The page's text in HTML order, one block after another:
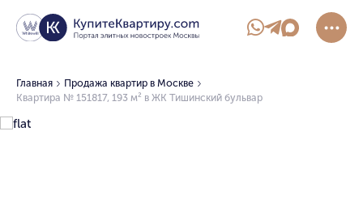
Главная
Продажа квартир в Москве
Квартира № 151817, 193 м² в ЖК Тишинский бульвар